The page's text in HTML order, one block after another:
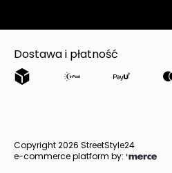
Dostawa i płatność
Copyright 2026 StreetStyle24
e-commerce platform by: